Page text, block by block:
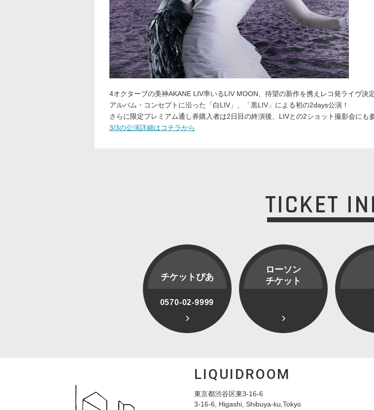
4オクターブの美神AKANE LIV率いるLIV MOON、待望の新作を携えレコ発ライヴ決定
アルバム・コンセプトに沿った「白LIV」、「黒LIV」による初の2days公演！
さらに限定プレミアム通し券購入者は2日目の終演後、LIVとの2ショット撮影会にも
3/3の公演詳細はコチラから
TICKET
チケットぴあ
0570-02-9999
ローソン
チケット
LIQUIDROOM
東京都渋谷区東3-16-6
3-16-6, Higashi, Shibuya-ku,Tokyo